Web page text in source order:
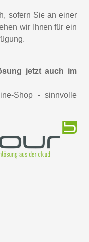
sofern Sie an einer
wir Ihnen für ein
jetzt auch im
Shop - sinnvolle